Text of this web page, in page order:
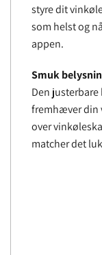
styre dit
som helst og
appen.
Smuk
Den
fremhæver din
over
matcher det